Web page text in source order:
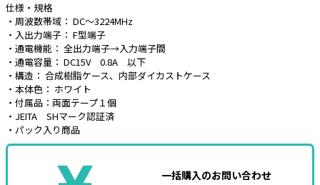
その他
e431オリジナル
暑さ対策
販売終了品
仕様・規格
・周波数帯域： DC～3224MHz
・入出力端子： F型端子
・通電機能： 全出力端子→入力端子間
・通電容量： DC15V 0.8A 以下
・構造： 合成樹脂ケース、内部ダイカストケース
・本体色： ホワイト
・付属品：両面テープ１個
・JEITA SHマーク認証済
・パック入り商品
一括購入のお問い合わせ